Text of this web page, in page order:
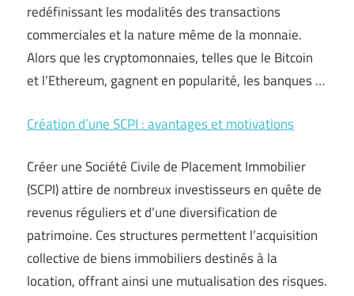
redéfinissant les modalités des transactions
commerciales et la nature même de la monnaie.
Alors que les cryptomonnaies, telles que le Bitcoin
et l’Ethereum, gagnent en popularité, les banques …
Création d’une SCPI : avantages et motivations
Créer une Société Civile de Placement Immobilier
(SCPI) attire de nombreux investisseurs en quête de
revenus réguliers et d’une diversification de
patrimoine. Ces structures permettent l’acquisition
collective de biens immobiliers destinés à la
location, offrant ainsi une mutualisation des risques.